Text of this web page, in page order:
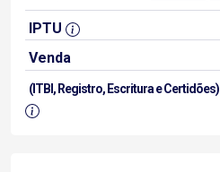
IPTU
Venda
(ITBI, Registro, Escritura e Certidões)